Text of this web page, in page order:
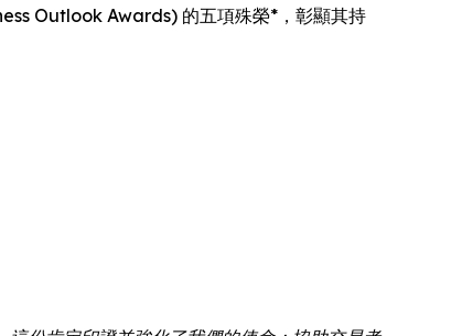
Outlook Awards) 的五項殊榮*，彰顯其持